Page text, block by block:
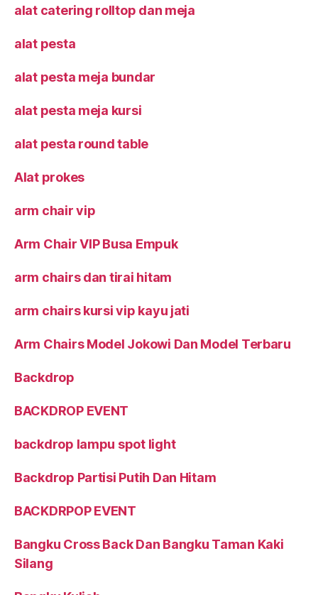
alat catering rolltop dan meja
alat pesta
alat pesta meja bundar
alat pesta meja kursi
alat pesta round table
Alat prokes
arm chair vip
Arm Chair VIP Busa Empuk
arm chairs dan tirai hitam
arm chairs kursi vip kayu jati
Arm Chairs Model Jokowi Dan Model Terbaru
Backdrop
BACKDROP EVENT
backdrop lampu spot light
Backdrop Partisi Putih Dan Hitam
BACKDRPOP EVENT
Bangku Cross Back Dan Bangku Taman Kaki
Silang